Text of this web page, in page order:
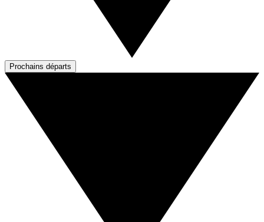
Prochains départs